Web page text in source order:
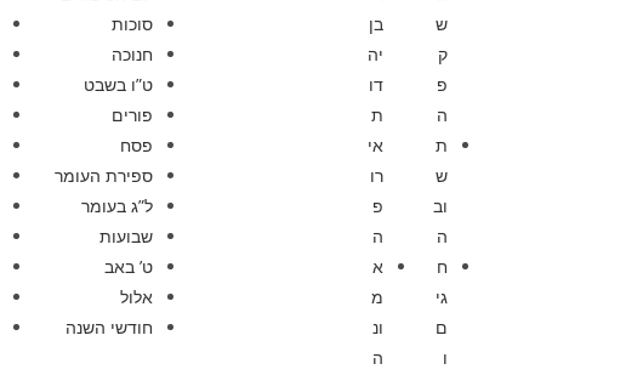
ש
ק
פ
ה
ת
ש
וב
ה
ח
גי
ם
ו
בן
יה
דו
ת
אי
רו
פ
ה
א
מ
ונ
ה
סוכות
חנוכה
ט”ו בשבט
פורים
פסח
ספירת העומר
ל”ג בעומר
שבועות
ט’ באב
אלול
חודשי השנה